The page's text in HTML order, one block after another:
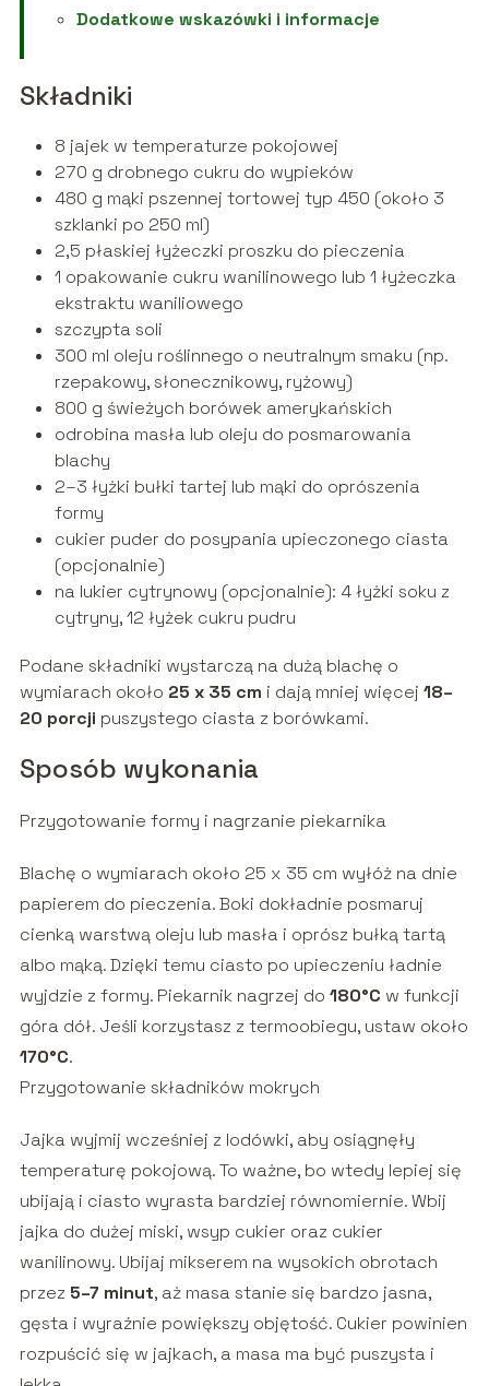
Dodatkowe wskazówki i informacje
Składniki
8 jajek w temperaturze pokojowej
270 g drobnego cukru do wypieków
480 g mąki pszennej tortowej typ 450 (około 3
szklanki po 250 ml)
2,5 płaskiej łyżeczki proszku do pieczenia
1 opakowanie cukru wanilinowego lub 1 łyżeczka
ekstraktu waniliowego
szczypta soli
300 ml oleju roślinnego o neutralnym smaku (np.
rzepakowy, słonecznikowy, ryżowy)
800 g świeżych borówek amerykańskich
odrobina masła lub oleju do posmarowania
blachy
2–3 łyżki bułki tartej lub mąki do oprószenia
formy
cukier puder do posypania upieczonego ciasta
(opcjonalnie)
na lukier cytrynowy (opcjonalnie): 4 łyżki soku z
cytryny, 12 łyżek cukru pudru
Podane składniki wystarczą na dużą blachę o
wymiarach około 25 x 35 cm i dają mniej więcej 18–
20 porcji puszystego ciasta z borówkami.
Sposób wykonania
Przygotowanie formy i nagrzanie piekarnika
Blachę o wymiarach około 25 x 35 cm wyłóż na dnie
papierem do pieczenia. Boki dokładnie posmaruj
cienką warstwą oleju lub masła i oprósz bułką tartą
albo mąką. Dzięki temu ciasto po upieczeniu ładnie
wyjdzie z formy. Piekarnik nagrzej do 180°C w funkcji
góra dół. Jeśli korzystasz z termoobiegu, ustaw około
170°C.
Przygotowanie składników mokrych
Jajka wyjmij wcześniej z lodówki, aby osiągnęły
temperaturę pokojową. To ważne, bo wtedy lepiej się
ubijają i ciasto wyrasta bardziej równomiernie. Wbij
jajka do dużej miski, wsyp cukier oraz cukier
wanilinowy. Ubijaj mikserem na wysokich obrotach
przez 5–7 minut, aż masa stanie się bardzo jasna,
gęsta i wyraźnie powiększy objętość. Cukier powinien
rozpuścić się w jajkach, a masa ma być puszysta i